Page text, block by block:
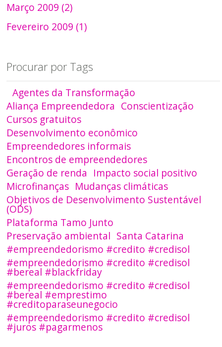
Março 2009 (2)
Fevereiro 2009 (1)
Procurar por Tags
Agentes da Transformação
Aliança Empreendedora Conscientização
Cursos gratuitos
Desenvolvimento econômico
Empreendedores informais
Encontros de empreendedores
Geração de renda Impacto social positivo
Microfinanças Mudanças climáticas
Objetivos de Desenvolvimento Sustentável
(ODS)
Plataforma Tamo Junto
Preservação ambiental Santa Catarina
#empreendedorismo #credito #credisol
#empreendedorismo #credito #credisol
#bereal #blackfriday
#empreendedorismo #credito #credisol
#bereal #emprestimo
#creditoparaseunegocio
#empreendedorismo #credito #credisol
#juros #pagarmenos